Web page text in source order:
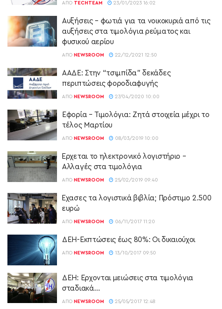
ΑΠΌ TECHTEAM 23/01/2023 16:02
Αυξήσεις – φωτιά για τα νοικοκυριά από τις
αυξήσεις στα τιμολόγια ρεύματος και
φυσικού αερίου
ΑΠΌ NEWSROOM 22/12/2021 12:50
ΑΑΔΕ: Στην “τσιμπίδα” δεκάδες
περιπτώσεις φοροδιαφυγής
ΑΠΌ NEWSROOM 27/04/2020 10:00
Εφορία – Τιμολόγια: Ζητά στοιχεία μέχρι το
τέλος Μαρτίου
ΑΠΌ NEWSROOM 08/03/2019 10:00
Έρχεται το ηλεκτρονικό λογιστήριο –
Αλλαγές στα τιμολόγια
ΑΠΌ NEWSROOM 25/02/2019 09:40
Έχασες τα λογιστικά βιβλία; Πρόστιμο 2.500
ευρώ
ΑΠΌ NEWSROOM 06/11/2017 11:20
ΔΕΗ-Εκπτώσεις έως 80%: Οι δικαιούχοι
ΑΠΌ NEWSROOM 13/10/2017 09:50
ΔΕΗ: Έρχονται μειώσεις στα τιμολόγια
σταδιακά…
ΑΠΌ NEWSROOM 25/05/2017 12:48